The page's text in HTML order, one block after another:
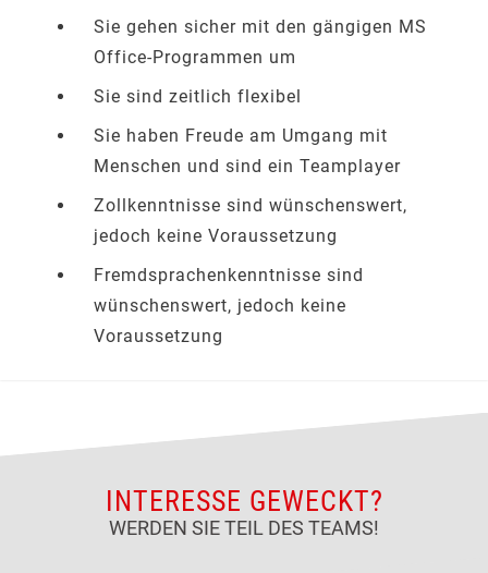
Sie gehen sicher mit den gängigen MS
Office-Programmen um
Sie sind zeitlich flexibel
Sie haben Freude am Umgang mit
Menschen und sind ein Teamplayer
Zollkenntnisse sind wünschenswert,
jedoch keine Voraussetzung
Fremdsprachenkenntnisse sind
wünschenswert, jedoch keine
Voraussetzung
INTERESSE GEWECKT?
WERDEN SIE TEIL DES TEAMS!